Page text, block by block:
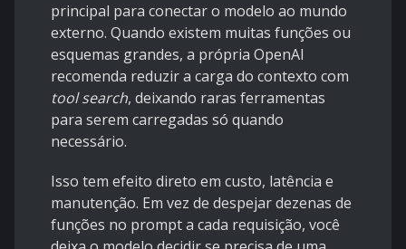
principal para conectar o modelo ao mundo
externo. Quando existem muitas funções ou
esquemas grandes, a própria OpenAI
recomenda reduzir a carga do contexto com
tool search, deixando raras ferramentas
para serem carregadas só quando
necessário.
Isso tem efeito direto em custo, latência e
manutenção. Em vez de despejar dezenas de
funções no prompt a cada requisição, você